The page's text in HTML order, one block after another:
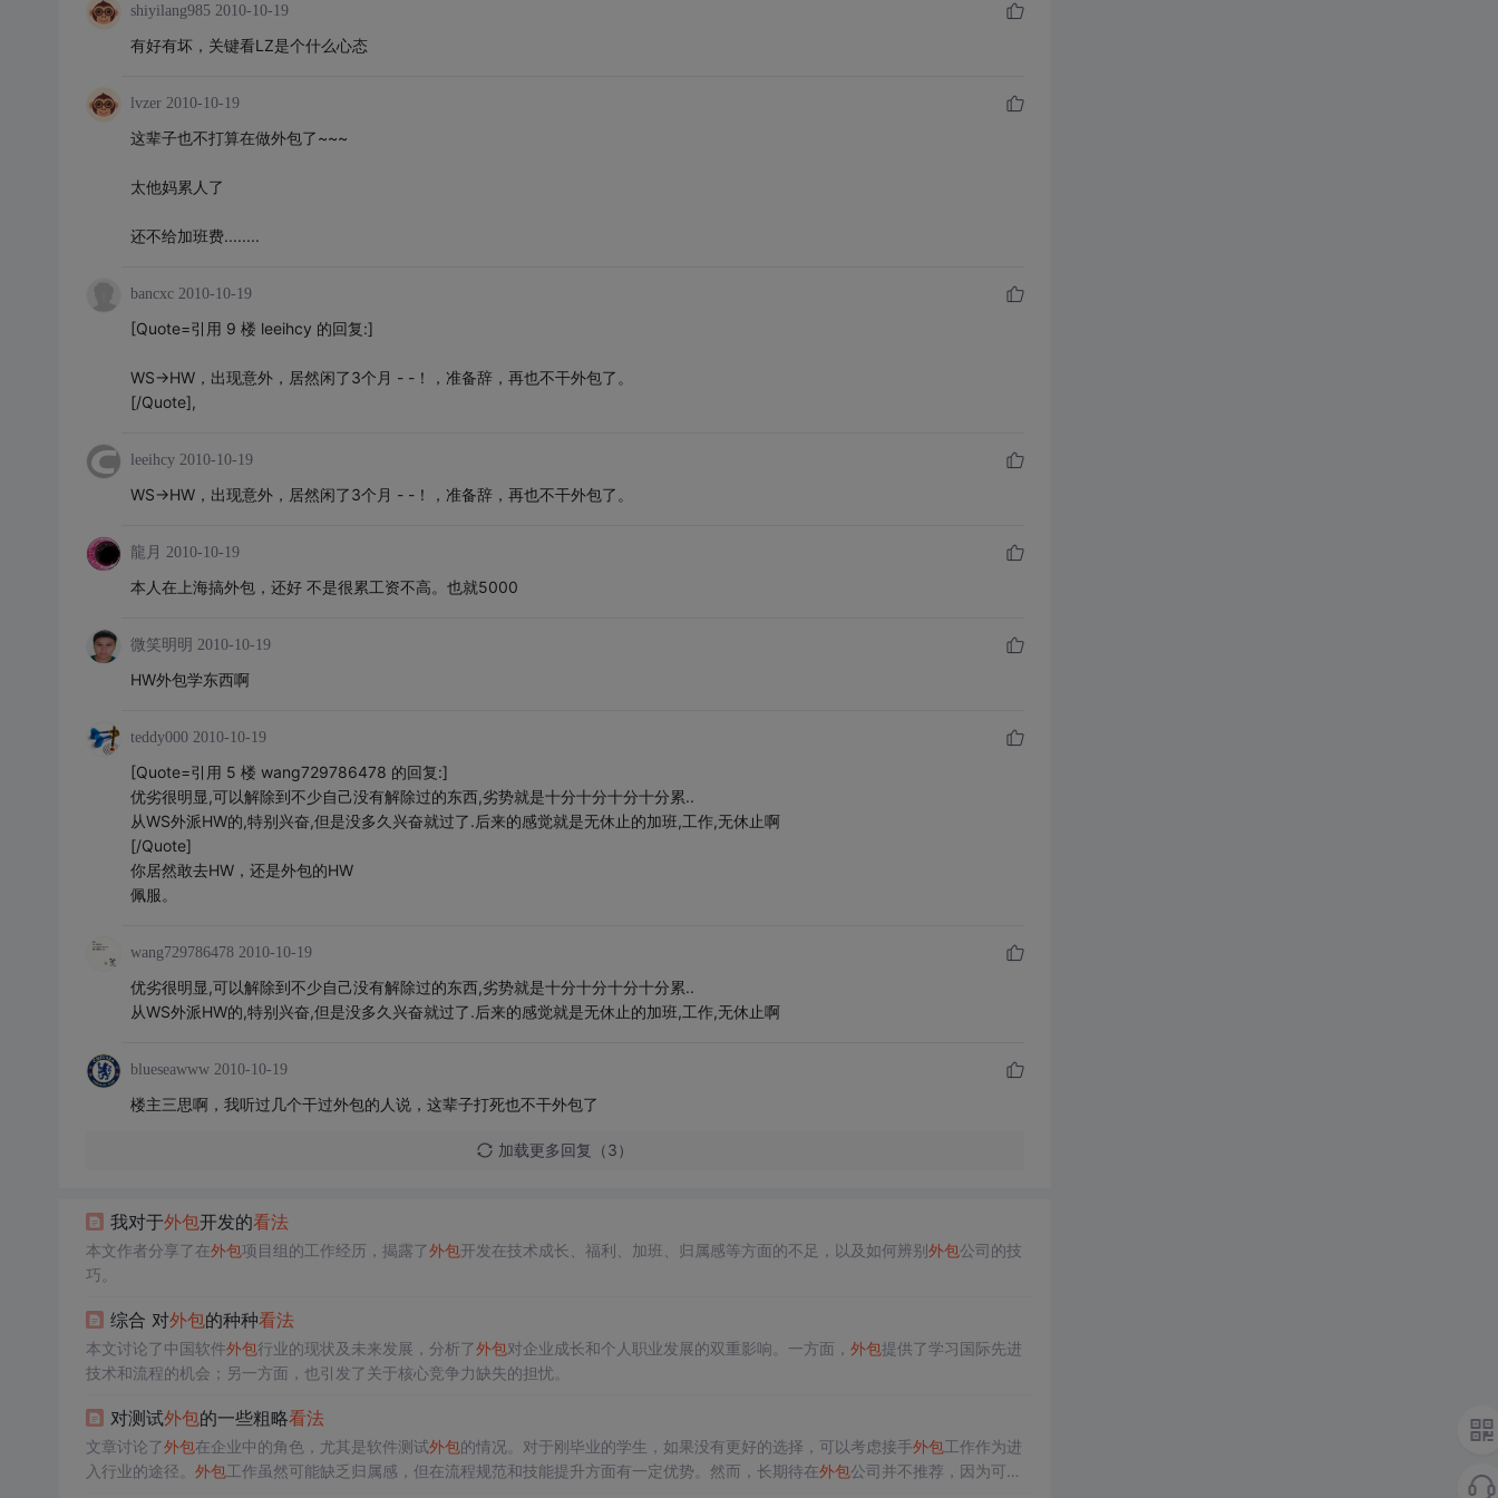
shiyilang985 2010-10-19
有好有坏，关键看LZ是个什么心态
lvzer 2010-10-19
这辈子也不打算在做外包了~~~
太他妈累人了
还不给加班费........
bancxc 2010-10-19
[Quote=引用 9 楼 leeihcy 的回复:]
WS->HW，出现意外，居然闲了3个月 - -！，准备辞，再也不干外包了。
[/Quote],
leeihcy 2010-10-19
WS->HW，出现意外，居然闲了3个月 - -！，准备辞，再也不干外包了。
龍月 2010-10-19
本人在上海搞外包，还好 不是很累工资不高。也就5000
微笑明明 2010-10-19
HW外包学东西啊
teddy000 2010-10-19
[Quote=引用 5 楼 wang729786478 的回复:]
优劣很明显,可以解除到不少自己没有解除过的东西,劣势就是十分十分十分十分累..
从WS外派HW的,特别兴奋,但是没多久兴奋就过了.后来的感觉就是无休止的加班,工作,无休止啊
[/Quote]
你居然敢去HW，还是外包的HW
佩服。
wang729786478 2010-10-19
优劣很明显,可以解除到不少自己没有解除过的东西,劣势就是十分十分十分十分累..
从WS外派HW的,特别兴奋,但是没多久兴奋就过了.后来的感觉就是无休止的加班,工作,无休止啊
blueseawww 2010-10-19
楼主三思啊，我听过几个干过外包的人说，这辈子打死也不干外包了
加载更多回复（3）
我对于外包开发的看法
本文作者分享了在外包项目组的工作经历，揭露了外包开发在技术成长、福利、加班、归属感等方面的不足，以及如何辨别外包公司的技
巧。
综合 对外包的种种看法
本文讨论了中国软件外包行业的现状及未来发展，分析了外包对企业成长和个人职业发展的双重影响。一方面， 外包提供了学习国际先进
技术和流程的机会；另一方面，也引发了关于核心竞争力缺失的担忧。
对测试外包的一些粗略看法
文章讨论了外包在企业中的角色，尤其是软件测试外包的情况。对于刚毕业的学生，如果没有更好的选择，可以考虑接手外包工作作为进
入行业的途径。 外包工作虽然可能缺乏归属感，但在流程规范和技能提升方面有一定优势。然而，长期待在外包公司并不推荐，因为可能